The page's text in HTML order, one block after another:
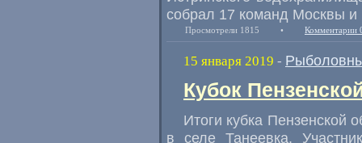
собрал 17 команд Москвы и
Просмотрели 1815 • Комментарии
15 января 2019 -
Кубок
Итоги кубка Пензенской
в селе Танеевка.